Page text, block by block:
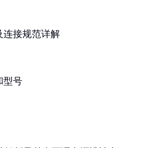
连接规范详解
型号